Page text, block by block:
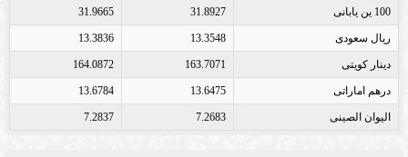
100 ين يابانى 31.8927
31.9665
ريال سعودى 13.3548
13.3836
دينار كويتى 163.7071
164.0872
درهم اماراتى 13.6475
13.6784
اليوان الصينى 7.2683
7.2837